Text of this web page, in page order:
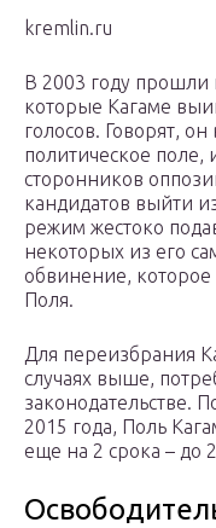
kremlin.ru
В 2003 году
которые Кагаме
голосов. Говорят,
политическое поле,
сторонников
кандидатов выйти
режим жестоко
некоторых из его
обвинение,
Поля.
Для переизбрания
случаях выше,
законодательстве.
2015 года, Поль
еще на 2 срока – до